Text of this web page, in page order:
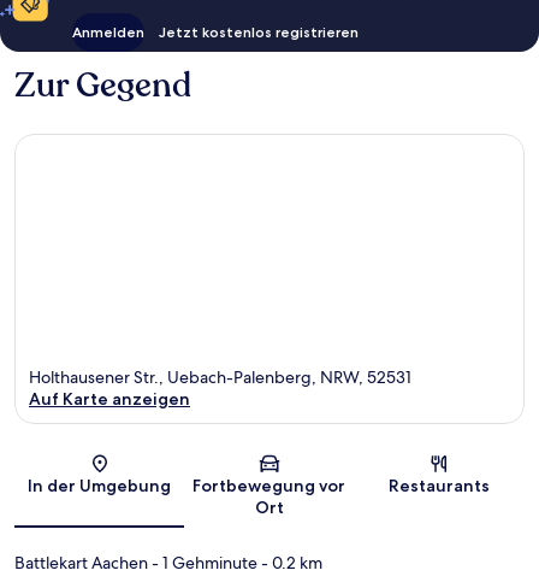
Anmelden Jetzt kostenlos registrieren
Zur Gegend
Karte
Holthausener Str., Uebach-Palenberg, NRW, 52531
Auf Karte anzeigen
In der Umgebung
Fortbewegung vor
Ort
Restaurants
Battlekart Aachen- 1 Gehminute- 0.2 km